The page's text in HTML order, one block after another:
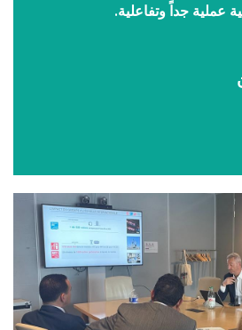
عملية جداً وتفاعلية.